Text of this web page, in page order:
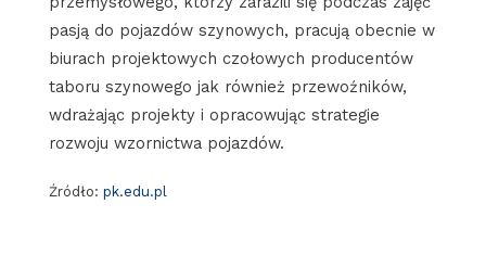
pasją do pojazdów szynowych, pracują obecnie w
biurach projektowych czołowych producentów
taboru szynowego jak również przewoźników,
wdrażając projekty i opracowując strategie
rozwoju wzornictwa pojazdów.
Źródło: pk.edu.pl